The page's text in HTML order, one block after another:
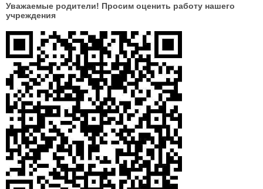
Уважаемые родители! Просим оценить работу нашего
учреждения